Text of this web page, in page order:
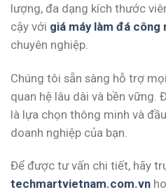
lượng, đa dạng kích thước
cậy với giá máy làm đá công
chuyên nghiệp.
Chúng tôi sẵn sàng hỗ trợ
quan hệ lâu dài và bền vững.
là lựa chọn thông minh và
doanh nghiệp của bạn.
Để được tư vấn chi tiết, hãy
techmartvietnam.com.vn